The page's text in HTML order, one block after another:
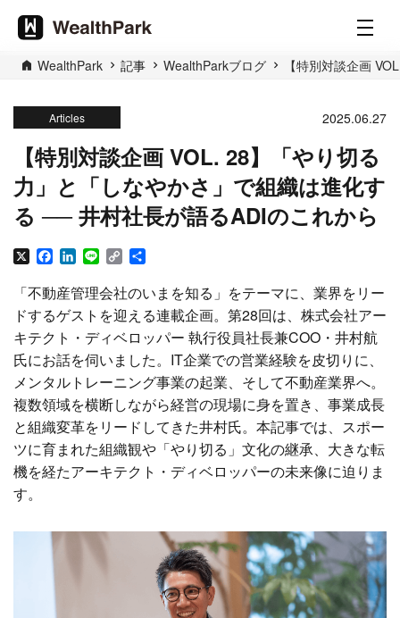
WealthPark 記事 WealthParkブログ 【特別対談企画
Articles 2025.06.27
【特別対談企画 VOL. 28】「やり切る
力」と「しなやかさ」で組織は進化す
る ── 井村社長が語るADIのこれから
X Facebook
LinkedIn
Line Copy
「不動産管理会社のいまを知る」をテーマに、業界をリー
ドするゲストを迎える連載企画。第28回は、株式会社アー
キテクト・ディベロッパー 執行役員社長兼COO・井村航
氏にお話を伺いました。IT企業での営業経験を皮切りに、
メンタルトレーニング事業の起業、そして不動産業界へ。
複数領域を横断しながら経営の現場に身を置き、事業成長
と組織変革をリードしてきた井村氏。本記事では、スポー
ツに育まれた組織観や「やり切る」文化の継承、大きな転
機を経たアーキテクト・ディベロッパーの未来像に迫りま
す。